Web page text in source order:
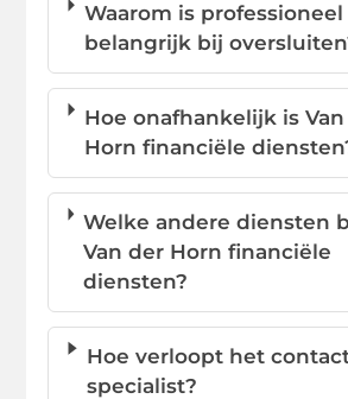
Waarom is professioneel
belangrijk bij
Hoe onafhankelijk is
Horn financiële
Welke andere diensten
Van der Horn financiële
diensten?
Hoe verloopt het
specialist?